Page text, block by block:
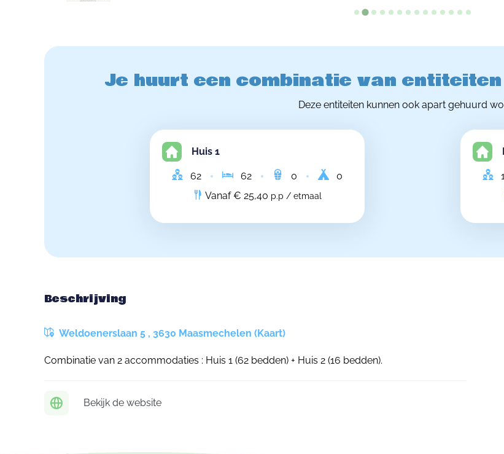
Je huurt een combinatie van
Deze entiteiten kunnen ook apart gehuurd
Huis 1
62 62 0
0
Vanaf € 25,40 p.p / etmaal
Beschrijving
Weldoenerslaan 5 , 3630 Maasmechelen (Kaart)
Combinatie van 2 accommodaties : Huis 1 (62 bedden) + Huis 2 (16 bedden).
Bekijk de website